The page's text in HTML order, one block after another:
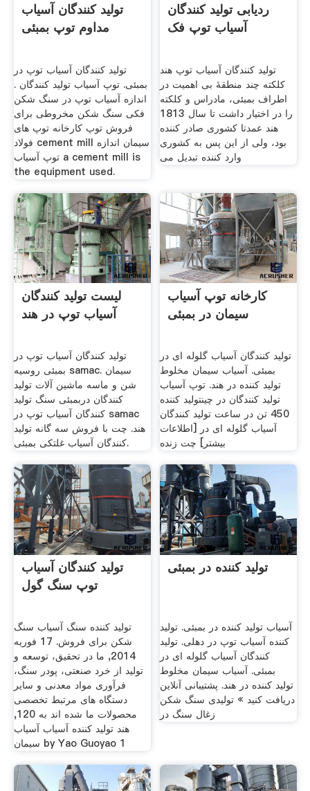
تولید کنندگان آسیاب
مداوم توپ بمبئی
تولید کنندگان آسیاب توپ در
بمبئی. توپ آسیاب تولید کنندگان .
اندازه آسیاب توپ در سنگ شکن
فکی سنگ شکن مخروطی برای
فروش توپ کارخانه توپ های
فولاد cement mill سیمان اندازه
توپ آسیاب a cement mill is
the equipment used.
ردیابی تولید کنندگان
آسیاب توپ فک
تولید کنندگان آسیاب توپ هند
کلکته چند منطقۀ بی اهمیت در
اطراف بمبئی، مادراس و کلکته
را در اختیار داشت تا سال 1813
هند عمدتا کشوری صادر کننده
بود، ولی از این پس به کشوری
وارد کننده تبدیل می
لیست تولید کنندگان
آسیاب توپ در هند
تولید کنندگان آسیاب توپ در
بمبئی روسیه samac. سیمان
شن و ماسه ماشین آلات تولید
کنندگان دربمبئی سنگ تولید
کنندگان آسیاب توپ در samac
هند. چت با فروش سه گانه تولید
کنندگان آسیاب غلتکی بمبئی.
کارخانه توپ آسیاب
سیمان در بمبئی
تولید کنندگان آسیاب گلوله ای در
بمبئی. آسیاب سیمان مخلوط
تولید کننده در هند. توپ آسیاب
تولید کنندگان در چینتولید کننده
450 تن در ساعت تولید کنندگان
آسیاب گلوله ای در [اطلاعات
بیشتر] چت زنده
تولید کنندگان آسیاب
توپ سنگ گول
تولید کننده سنگ آسیاب سنگ
شکن برای فروش. 17 فوریه
2014, ما در تحقیق، توسعه و
تولید از خرد صنعتی، پودر سنگ،
فرآوری مواد معدنی و سایر
دستگاه های مرتبط تخصصی
محصولات ما شده اند به 120,
هند تولید کننده آسیاب آسیاب
سیمان by Yao Guoyao 1
تولید کننده در بمبئی
آسیاب تولید کننده در بمبئی. تولید
کننده آسیاب توپ در دهلی. تولید
کنندگان آسیاب گلوله ای در
بمبئی. آسیاب سیمان مخلوط
تولید کننده در هند. پشتیبانی آنلاین
دریافت کنید » تولیدی سنگ شکن
زغال سنگ در